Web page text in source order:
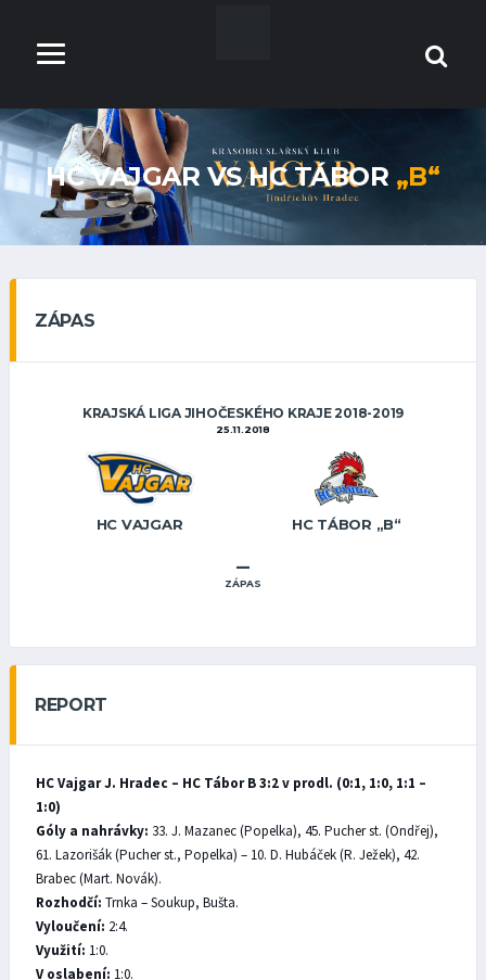
HC VAJGAR VS HC TÁBOR „B“
ZÁPAS
KRAJSKÁ LIGA JIHOČESKÉHO KRAJE 2018-2019
25.11.2018
HC VAJGAR HC TÁBOR „B“
–
ZÁPAS
REPORT
HC Vajgar J. Hradec – HC Tábor B 3:2 v prodl. (0:1, 1:0, 1:1 –
1:0)
Góly a nahrávky: 33. J. Mazanec (Popelka), 45. Pucher st. (Ondřej),
61. Lazorišák (Pucher st., Popelka) – 10. D. Hubáček (R. Ježek), 42.
Brabec (Mart. Novák).
Rozhodčí: Trnka – Soukup, Bušta.
Vyloučení: 2:4.
Využití: 1:0.
V oslabení: 1:0.